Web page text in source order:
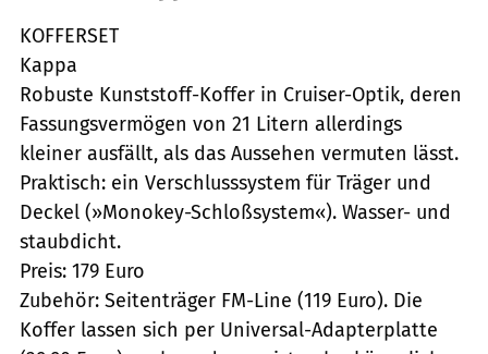
KOFFERSET
Kappa
Robuste Kunststoff-Koffer in Cruiser-Optik, deren
Fassungsvermögen von 21 Litern allerdings
kleiner ausfällt, als das Aussehen vermuten lässt.
Praktisch: ein Verschlusssystem für Träger und
Deckel (»Monokey-Schloßsystem«). Wasser- und
staubdicht.
Preis: 179 Euro
Zubehör: Seitenträger FM-Line (119 Euro). Die
Koffer lassen sich per Universal-Adapterplatte